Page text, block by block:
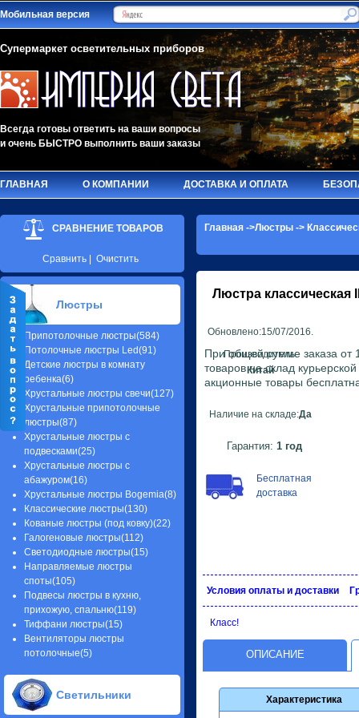
Мобильная версия
Супермаркет осветительных приборов
Всегда готовы ответить на ваши вопросы
и очень БЫСТРО выполнить ваши заказы
ГЛАВНАЯ О КОМПАНИИ ДОСТАВКА И ОПЛАТА
Главная ->Люстры ->
Люстра классическая
Обновлено:15/07/2016.
Производитель:
Китай
Наличие на складе:Да
Гарантия: 1 год
Бесплатная
доставка
При общей сумме заказа от
товаров на склад
акционные товары
Условия оплаты и доставки
Класс!
ОПИСАНИЕ
Характеристика
СРАВНЕНИЕ ТОВАРОВ
Сравнить Очистить
Люстры
Припотолочные люстры(584)
Потолочные люстры Led(91)
Детские люстры в комнату
ребенка(6)
Хрустальные люстры свечи(127)
Хрустальные припотолочные
люстры(87)
Хрустальные люстры с
подвесками(25)
Хрустальные люстры с
абажуром(16)
Хрустальные люстры Bogemia(8)
Классические люстры(130)
Кованые люстры (под ковку)(22)
Галогеновые люстры(112)
Светодиодные люстры(15)
Направляемые люстры
споты(105)
Подвесы люстры в кухню,
прихожую, спальню(119)
Тиффани люстры(15)
Вентиляторы люстры
потолочные(5)
Светильники